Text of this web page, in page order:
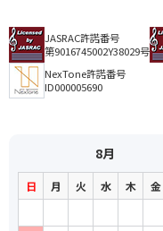
JASRAC許諾番号
第9016745002Y38029号
NexTone許諾番号
ID000005690
8月
日 月 火 水 木 金